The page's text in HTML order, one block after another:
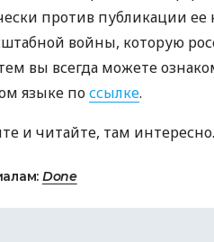
против публикации ее
войны, которую
вы всегда можете
языке поссылке.
и читайте, там интересно.
Done